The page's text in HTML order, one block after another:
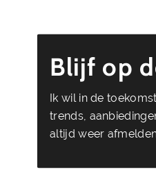
Blijf op
Ik wil in de
trends,
altijd weer